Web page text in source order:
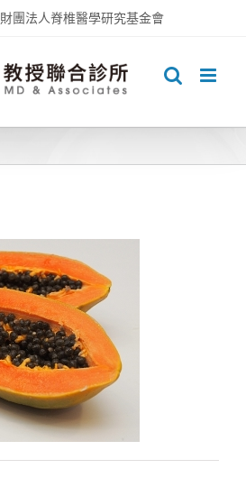
財團法人脊椎醫學研究基金會